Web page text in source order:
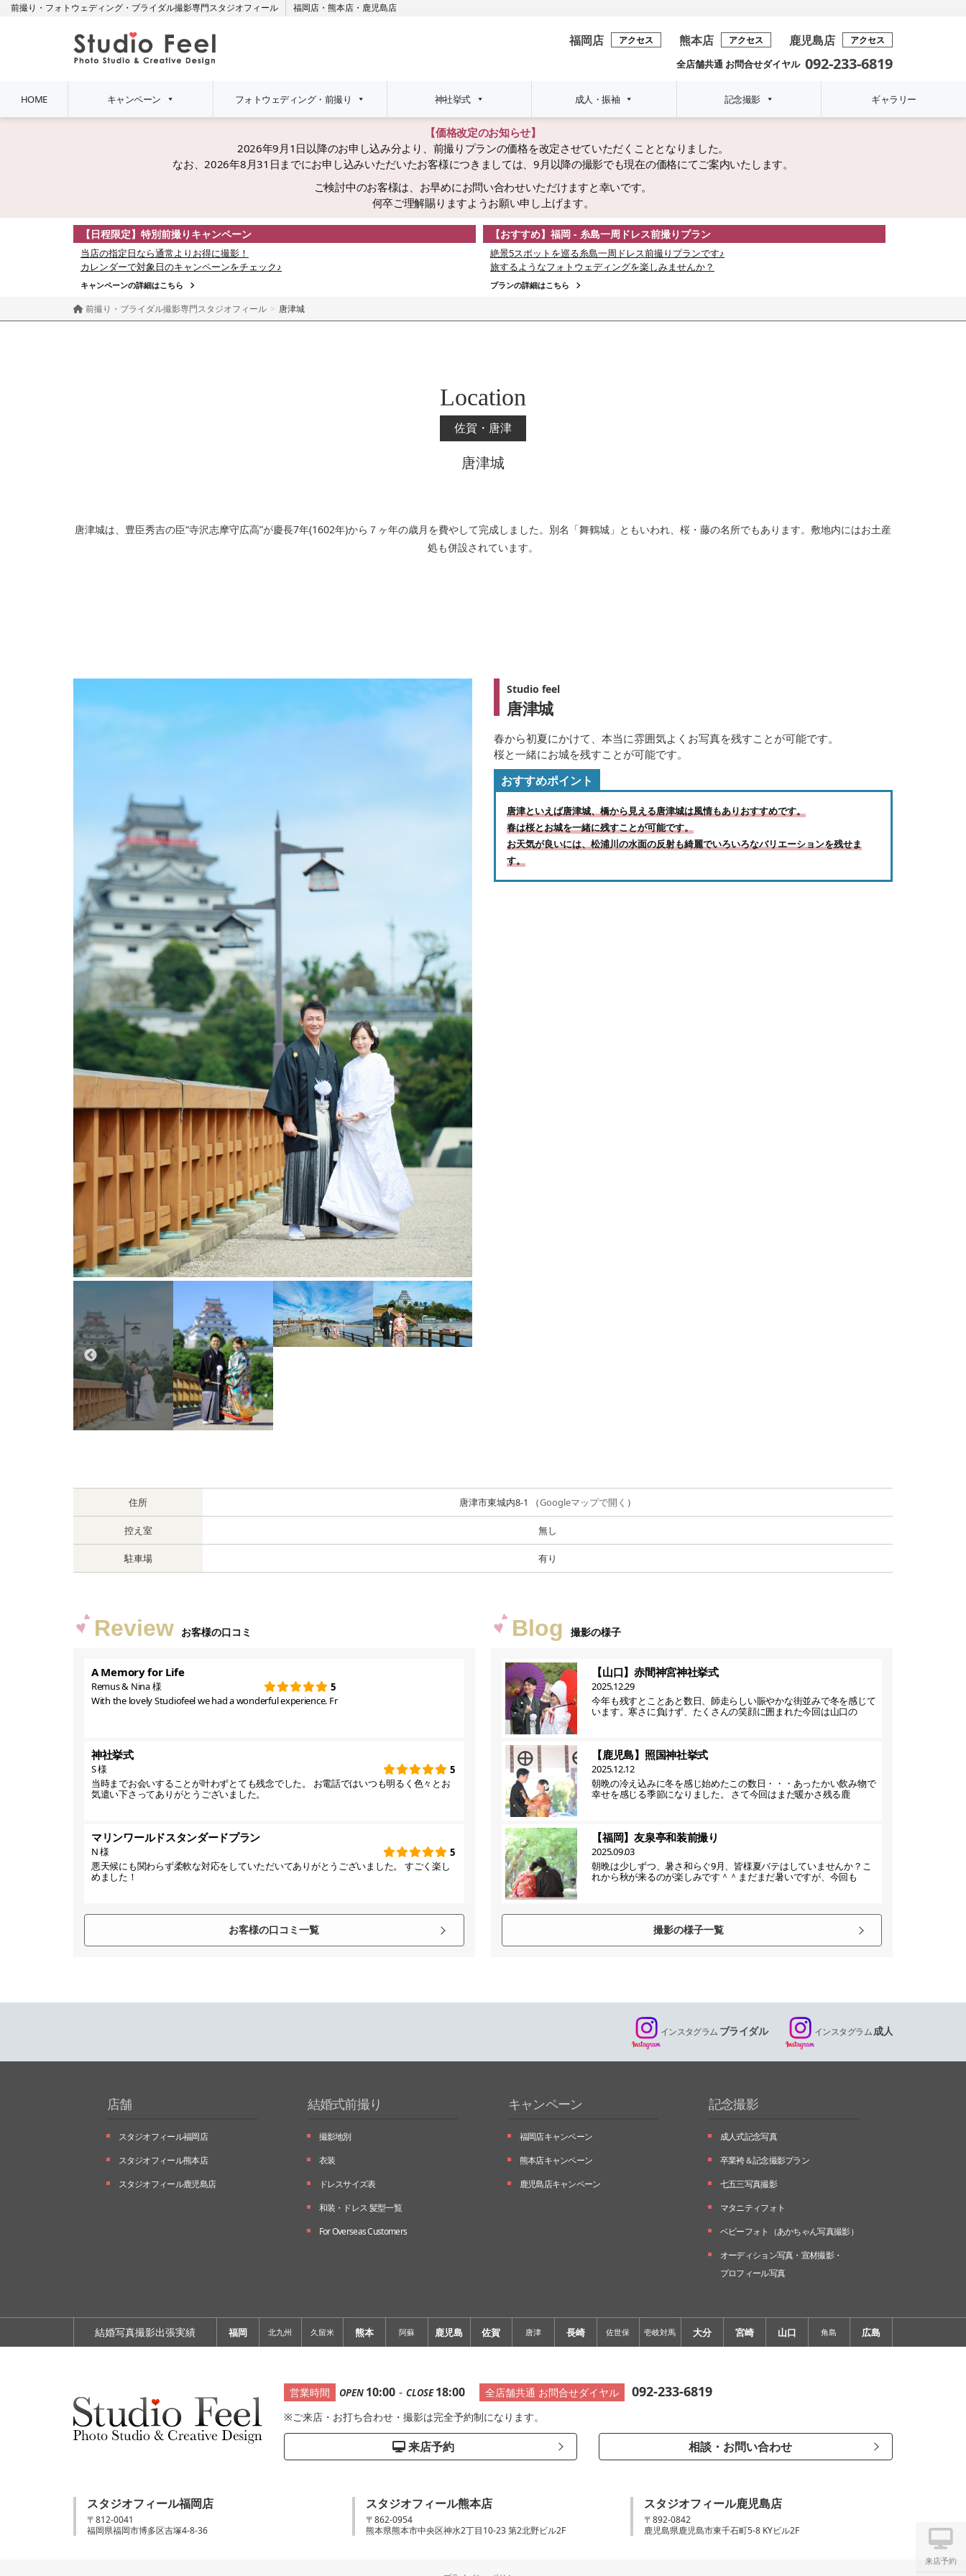
前撮り・フォトウェディング・ブライダル撮影専門スタジオフィール 福岡店 ・ 熊本店 ・ 鹿児島店
福岡店 アクセス 熊本店 アクセス 鹿児島店 アクセス
全店舗共通 お問合せダイヤル 092-233-6819
HOME キャンペーン フォトウェディング・前撮り 神社挙式 成人・振袖 記念撮影 ギャラリー
来店予約
【価格改定のお知らせ】
2026年9月1日以降のお申し込み分より、前撮りプランの価格を改定させていただくこととなりました。
なお、2026年8月31日までにお申し込みいただいたお客様につきましては、9月以降の撮影でも現在の価格にてご案内いたします。
ご検討中のお客様は、お早めにお問い合わせいただけますと幸いです。
何卒ご理解賜りますようお願い申し上げます。
【日程限定】特別前撮りキャンペーン
当店の指定日なら通常よりお得に撮影！
カレンダーで対象日のキャンペーンをチェック♪
キャンペーンの詳細はこちら
【おすすめ】福岡 - 糸島一周ドレス前撮りプラン
絶景5スポットを巡る糸島一周ドレス前撮りプランです♪
旅するようなフォトウェディングを楽しみませんか？
プランの詳細はこちら
前撮り・ブライダル撮影専門スタジオフィール 唐津城
Location
佐賀・唐津
唐津城
唐津城は、豊臣秀吉の臣“寺沢志摩守広高”が慶長7年(1602年)から７ヶ年の歳月を費やして完成しました。別名「舞鶴城」ともいわれ、桜・藤の名所でもあります。敷地内にはお土産
処も併設されています。
Studio feel
唐津城
春から初夏にかけて、本当に雰囲気よくお写真を残すことが可能です。
桜と一緒にお城を残すことが可能です。
おすすめポイント
唐津といえば唐津城、橋から見える唐津城は風情もありおすすめです。
春は桜とお城を一緒に残すことが可能です。
お天気が良いには、松浦川の水面の反射も綺麗でいろいろなバリエーションを残せま
す。
住所 唐津市東城内8-1 （Googleマップで開く ）
控え室 無し
駐車場 有り
Review お客様の口コミ
A Memory for Life
Remus & Nina 様
5
With the lovely Studiofeel we had a wonderful experience. Fr
神社挙式
S 様
5
当時までお会いすることが叶わずとても残念でした。 お電話ではいつも明るく色々とお
気遣い下さってありがとうございました。
マリンワールドスタンダードプラン
N 様
5
悪天候にも関わらず柔軟な対応をしていただいてありがとうございました。 すごく楽し
めました！
お客様の口コミ一覧
Blog 撮影の様子
【山口】赤間神宮神社挙式
2025.12.29
今年も残すとことあと数日、師走らしい賑やかな街並みで冬を感じて
います。寒さに負けず、たくさんの笑顔に囲まれた今回は山口の
【鹿児島】照国神社挙式
2025.12.12
朝晩の冷え込みに冬を感じ始めたこの数日・・・あったかい飲み物で
幸せを感じる季節になりました。 さて今回はまだ暖かさ残る鹿
【福岡】友泉亭和装前撮り
2025.09.03
朝晩は少しずつ、暑さ和らぐ9月、皆様夏バテはしていませんか？こ
れから秋が来るのが楽しみです＾＾まだまだ暑いですが、今回も
撮影の様子一覧
インスタグラム ブライダル インスタグラム成人
店舗
スタジオフィール福岡店
スタジオフィール熊本店
スタジオフィール鹿児島店
結婚式前撮り
撮影地別
衣装
ドレスサイズ表
和装・ドレス 髪型一覧
For Overseas Customers
キャンペーン
福岡店キャンペーン
熊本店キャンペーン
鹿児島店キャンペーン
記念撮影
成人式記念写真
卒業袴＆記念撮影プラン
七五三写真撮影
マタニティフォト
ベビーフォト （あかちゃん写真撮影）
オーディション写真・ 宣材撮影・
プロフィール写真
結婚写真撮影出張実績 福岡 北九州 久留米 熊本 阿蘇 鹿児島 佐賀 唐津 長崎 佐世保 壱岐対馬 大分 宮崎 山口 角島 広島
営業時間 OPEN 10:00 - CLOSE 18:00 全店舗共通 お問合せダイヤル 092-233-6819
※ご来店・お打ち合わせ・撮影は完全予約制になります。
来店予約 相談・お問い合わせ
スタジオフィール福岡店
〒812-0041
福岡県福岡市博多区吉塚4-8-36
スタジオフィール熊本店
〒862-0954
熊本県熊本市中央区神水2丁目10-23 第2北野ビル2F
スタジオフィール鹿児島店
〒892-0842
鹿児島県鹿児島市東千石町5-8 KYビル2F